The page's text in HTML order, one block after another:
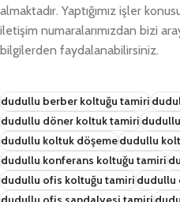
almaktadır. Yaptığımız işler
iletişim numaralarımızdan bizi
bilgilerden faydalanabilirsiniz.
dudullu berber koltuğu tamiri
dudullu döner koltuk tamiri
dudullu koltuk döşemedudullu
dudullu konferans koltuğu tamiri
dudullu ofis koltuğu tamiridudullu